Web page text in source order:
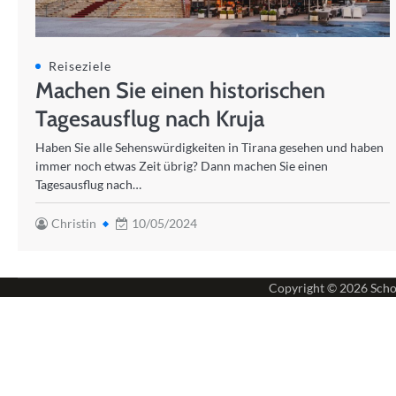
Reiseziele
Machen Sie einen historischen
Tagesausflug nach Kruja
Haben Sie alle Sehenswürdigkeiten in Tirana gesehen und haben
immer noch etwas Zeit übrig? Dann machen Sie einen
Tagesausflug nach…
Christin 10/05/2024
Copyright © 2026